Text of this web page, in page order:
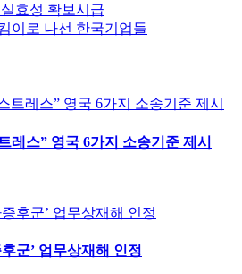
효성 확보시급
이로 나선 한국기업들
레스” 영국 6가지 소송기준 제시
군’ 업무상재해 인정